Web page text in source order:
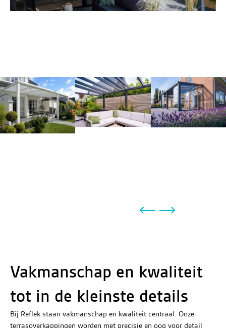
Vakmanschap en kwaliteit
tot in de kleinste details
Bij Reflek staan vakmanschap en kwaliteit centraal. Onze
terrasoverkappingen worden met precisie en oog voor detail